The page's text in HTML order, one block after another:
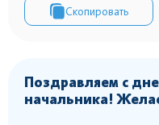
Скопировать
Поздравляем с
начальника!